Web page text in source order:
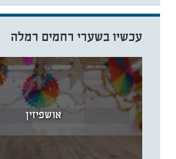
עכשיו בשערי רחמים רמלה
אושפיזין